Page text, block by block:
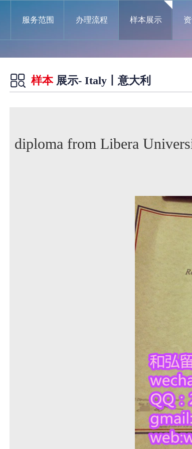
服务范围 办理流程 样本展示
样本 展示- Italy丨意大利
diploma from Libera